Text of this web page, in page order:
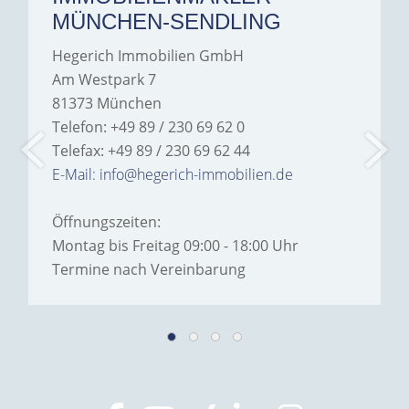
MÜNCHEN-SENDLING
Hegerich Immobilien GmbH
Am Westpark 7
81373 München
Telefon: +49 89 / 230 69 62 0
Telefax: +49 89 / 230 69 62 44
E-Mail: info@hegerich-immobilien.de
Öffnungszeiten:
Montag bis Freitag 09:00 - 18:00 Uhr
Termine nach Vereinbarung